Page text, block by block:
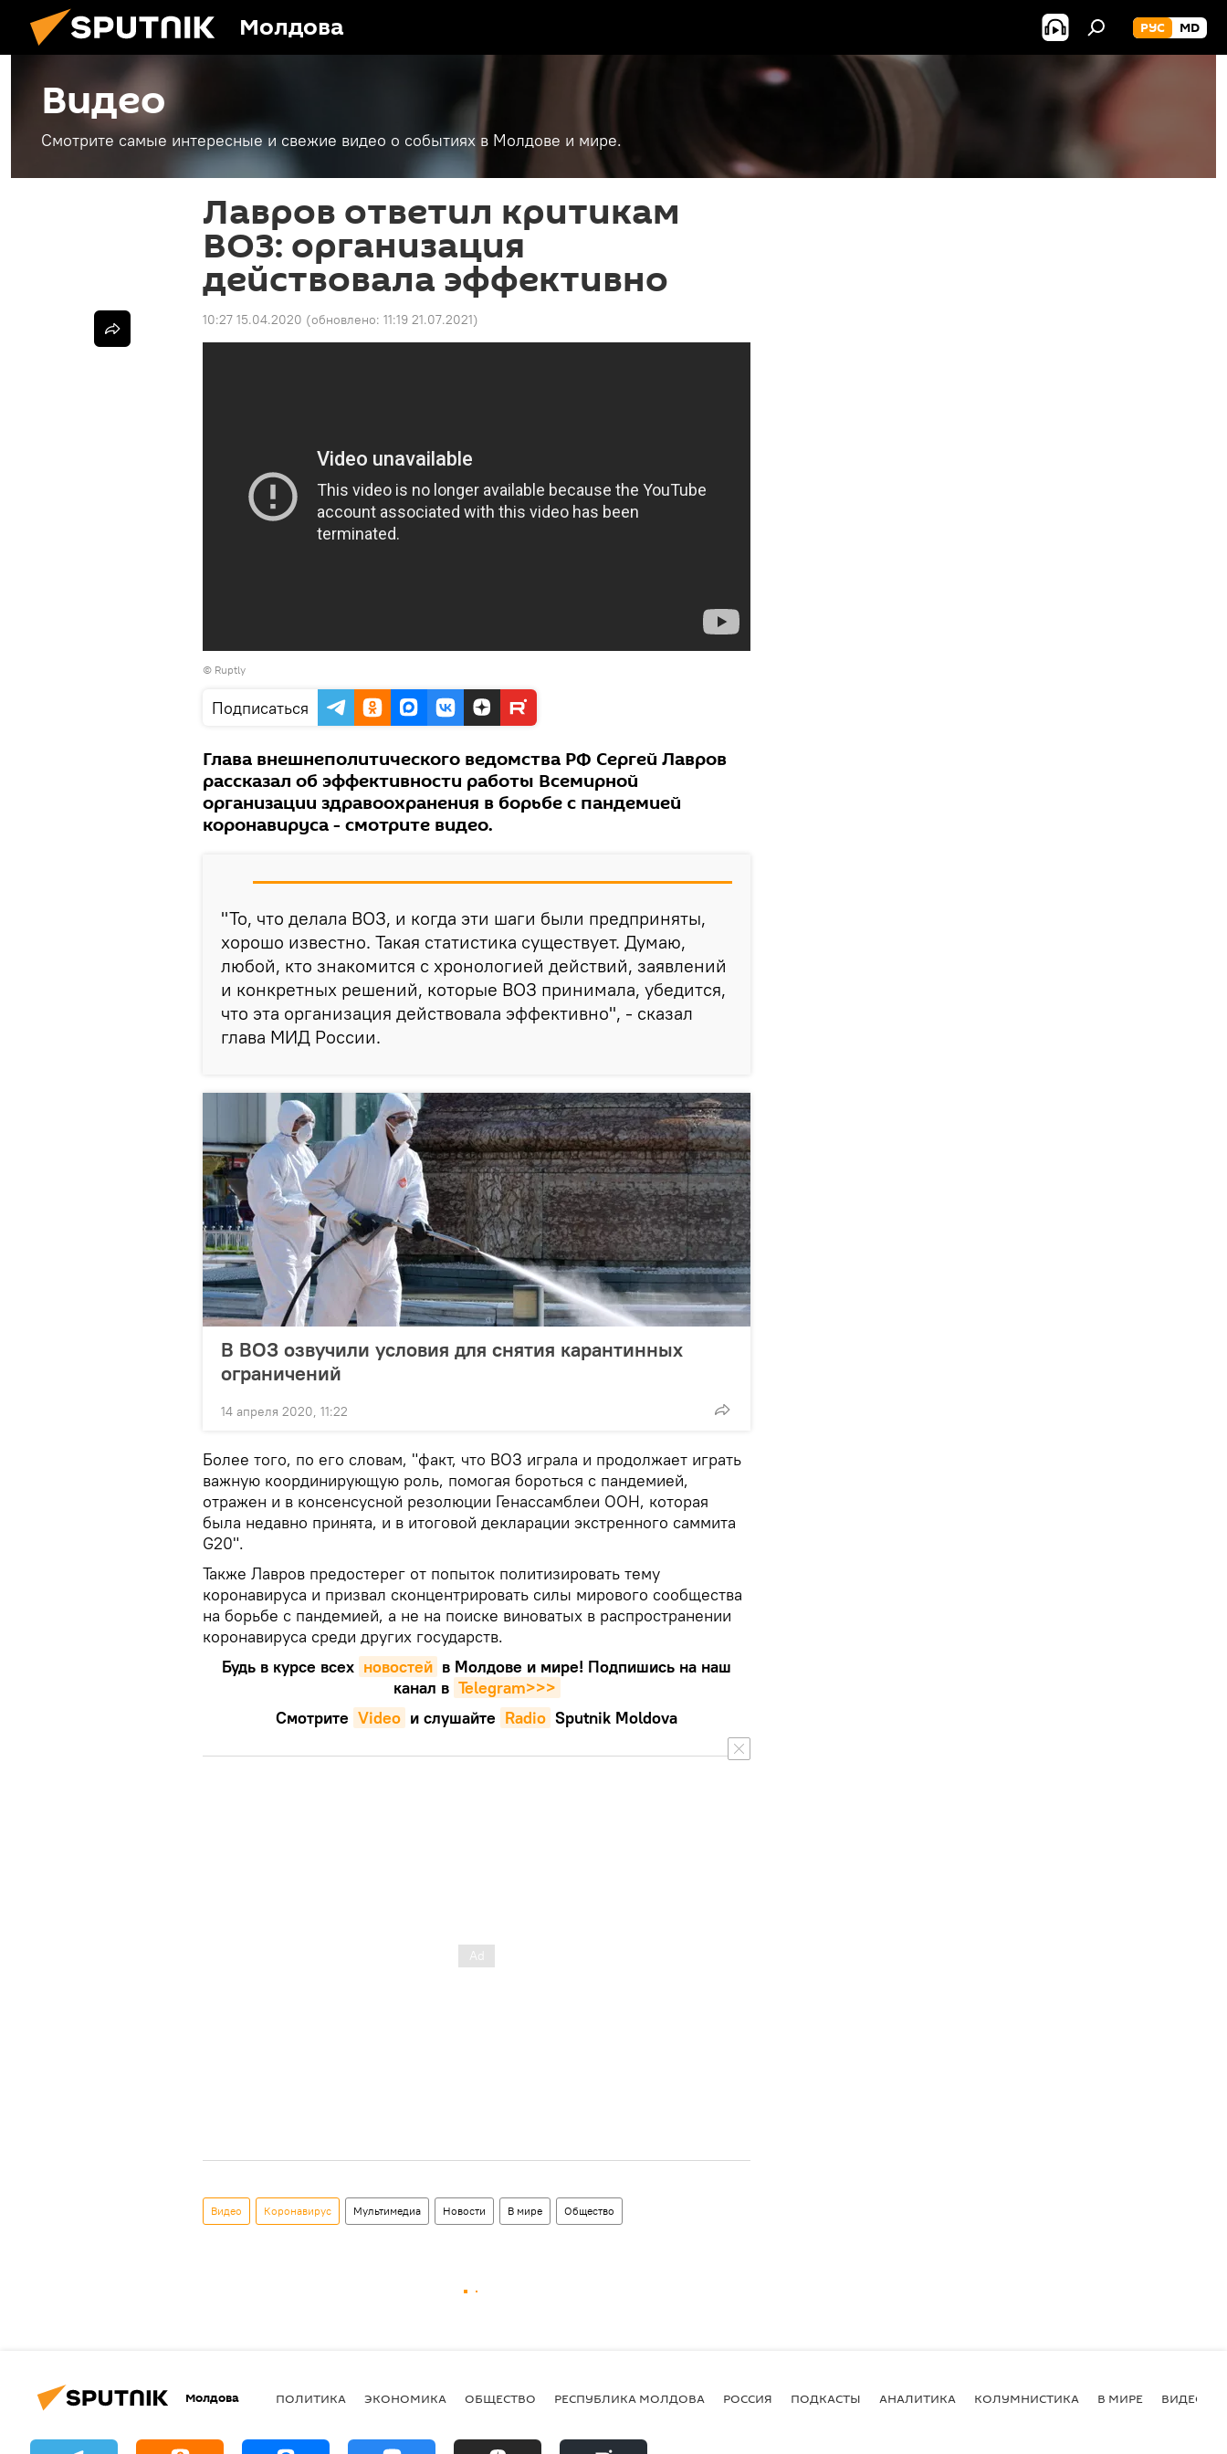
Молдова РУС MD
Видео
Смотрите самые интересные и свежие видео о событиях в Молдове и мире.
Лавров ответил критикам
ВОЗ: организация
действовала эффективно
10:27 15.04.2020 (обновлено: 11:19 21.07.2021)
© Ruptly
Подписаться
Глава внешнеполитического ведомства РФ Сергей Лавров
рассказал об эффективности работы Всемирной
организации здравоохранения в борьбе с пандемией
коронавируса - смотрите видео.
"То, что делала ВОЗ, и когда эти шаги были предприняты,
хорошо известно. Такая статистика существует. Думаю,
любой, кто знакомится с хронологией действий, заявлений
и конкретных решений, которые ВОЗ принимала, убедится,
что эта организация действовала эффективно", - сказал
глава МИД России.
В ВОЗ озвучили условия для снятия карантинных
ограничений
14 апреля 2020, 11:22
Более того, по его словам, "факт, что ВОЗ играла и продолжает играть
важную координирующую роль, помогая бороться с пандемией,
отражен и в консенсусной резолюции Генассамблеи ООН, которая
была недавно принята, и в итоговой декларации экстренного саммита
G20".
Также Лавров предостерег от попыток политизировать тему
коронавируса и призвал сконцентрировать силы мирового сообщества
на борьбе с пандемией, а не на поиске виноватых в распространении
коронавируса среди других государств.
Будь в курсе всех новостей в Молдове и мире! Подпишись на наш
канал в Telegram>>>
Смотрите Video и слушайте Radio Sputnik Moldova
Видео Коронавирус Мультимедиа Новости В мире Общество
Молдова ПОЛИТИКА ЭКОНОМИКА ОБЩЕСТВО РЕСПУБЛИКА МОЛДОВА РОССИЯ ПОДКАСТЫ АНАЛИТИКА КОЛУМНИСТИКА В МИРЕ ВИДЕО